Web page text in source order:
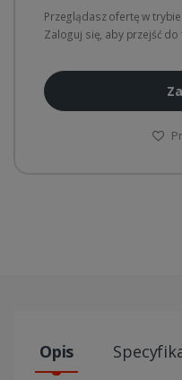
Przeglądasz ofertę w
Zaloguj się, aby przejść
Opis